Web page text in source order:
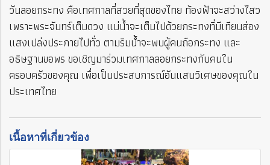
วันลอยกระทง คือเทศกาลที่สวยที่สุดของไทย ท้องฟ้าจะสว่างไสว
เพราะพระจันทร์เต็มดวง แม่น้ำจะเต็มไปด้วยกระทงที่มีเทียนส่อง
แสงเปล่งประกายไปทั่ว ตามริมน้ำจะพบผู้คนถือกระทง และ
อธิษฐานขอพร ขอเชิญมาร่วมเทศกาลลอยกระทงกับคนใน
ครอบครัวของคุณ เพื่อเป็นประสบการณ์อันแสนวิเศษของคุณใน
ประเทศไทย
เนื้อหาที่เกี่ยวข้อง